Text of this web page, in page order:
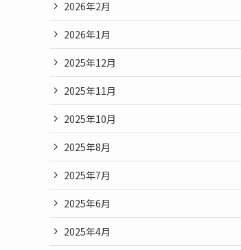
2026年2月
2026年1月
2025年12月
2025年11月
2025年10月
2025年8月
2025年7月
2025年6月
2025年4月